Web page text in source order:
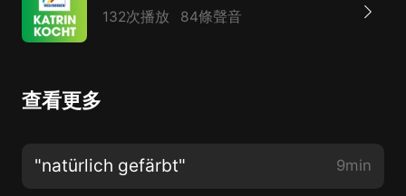
132次播放 84條聲音
查看更多
"natürlich gefärbt" 9min